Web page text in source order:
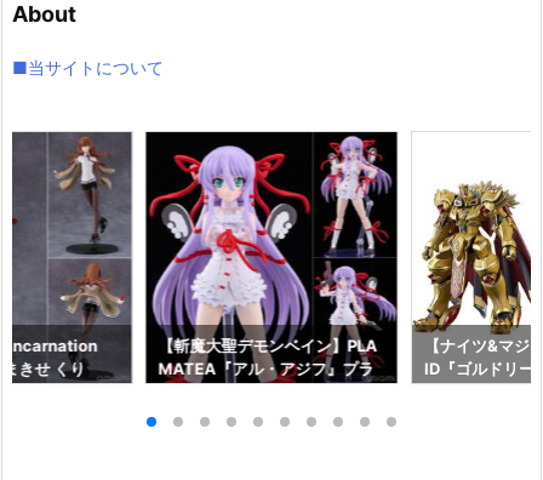
ブ
About
■当サイトについて
きせ くり
【斬魔大聖デモンベイン】PLA
MATEA『アル・アジフ』プラ
ンパニー】より2027年4月発売
【ナイツ&マジ
ID『ゴルドリー